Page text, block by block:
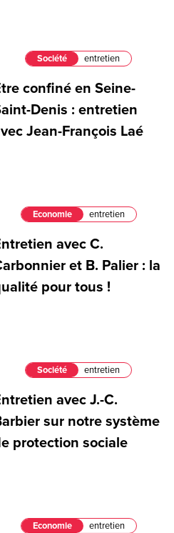
Société entretien
confiné en Seine-
Denis : entretien
Jean-François Laé
Economie entretien
avec C.
et B. Palier : la
pour tous !
Société entretien
avec J.-C.
sur notre système
protection sociale
Economie entretien